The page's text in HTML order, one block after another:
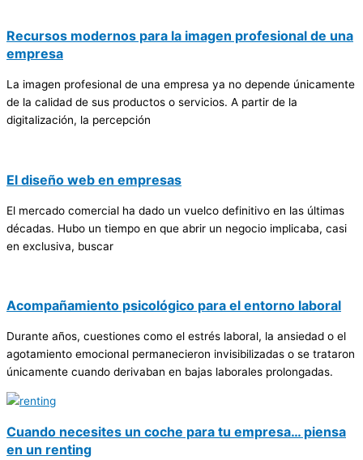
Recursos modernos para la imagen profesional de una
empresa
La imagen profesional de una empresa ya no depende únicamente
de la calidad de sus productos o servicios. A partir de la
digitalización, la percepción
El diseño web en empresas
El mercado comercial ha dado un vuelco definitivo en las últimas
décadas. Hubo un tiempo en que abrir un negocio implicaba, casi
en exclusiva, buscar
Acompañamiento psicológico para el entorno laboral
Durante años, cuestiones como el estrés laboral, la ansiedad o el
agotamiento emocional permanecieron invisibilizadas o se trataron
únicamente cuando derivaban en bajas laborales prolongadas.
Cuando necesites un coche para tu empresa… piensa
en un renting